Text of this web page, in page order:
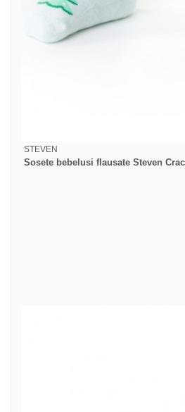
STEVEN
Sosete bebelusi flausate Steven